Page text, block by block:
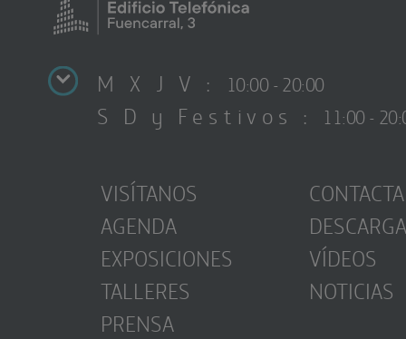
M X J V : 10:00 - 20:00
S D y Festivos : 11:00 -
VISÍTANOS
AGENDA
EXPOSICIONES
TALLERES
PRENSA
CONTACTA
VÍDEOS
NOTICIAS